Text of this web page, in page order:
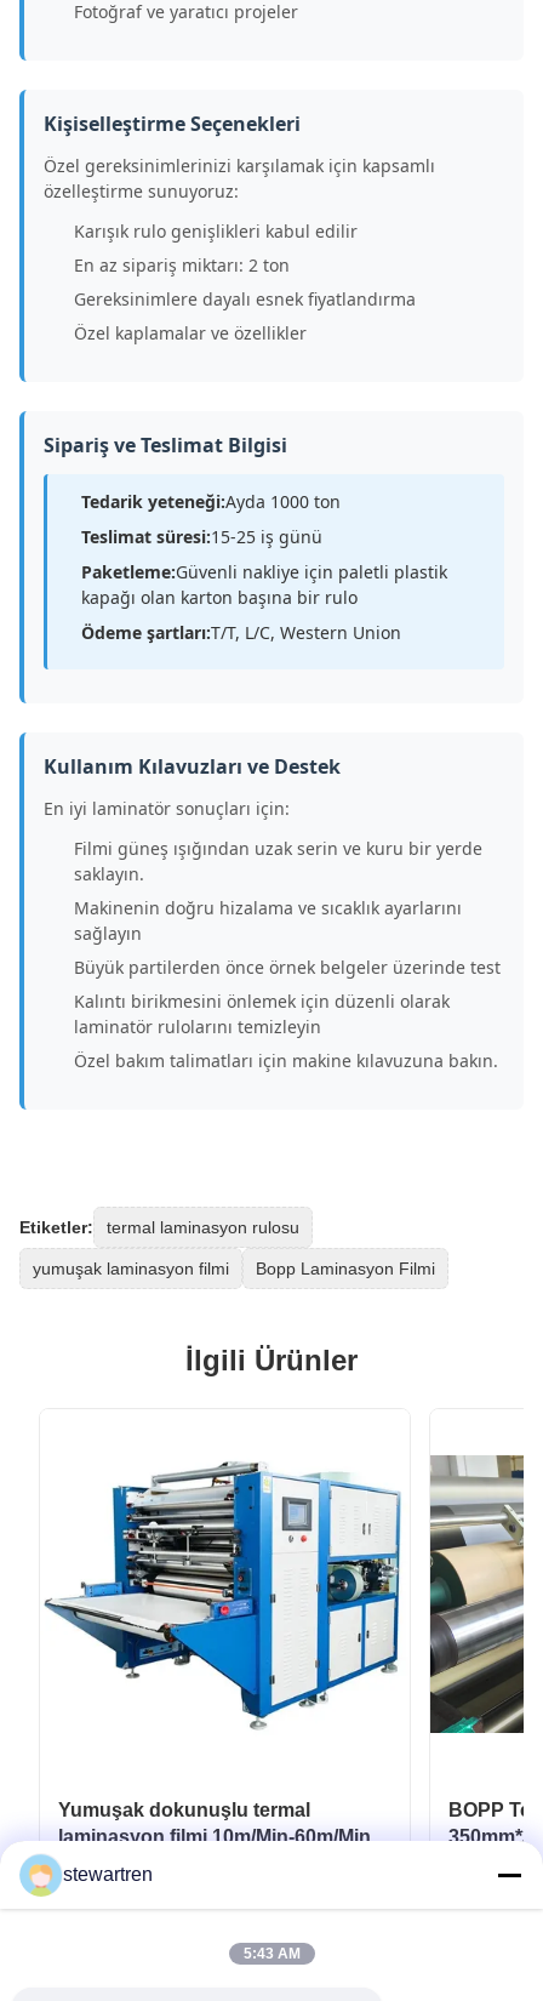
Fotoğraf ve yaratıcı projeler
Kişiselleştirme Seçenekleri
Özel gereksinimlerinizi karşılamak için kapsamlı
özelleştirme sunuyoruz:
Karışık rulo genişlikleri kabul edilir
En az sipariş miktarı: 2 ton
Gereksinimlere dayalı esnek fiyatlandırma
Özel kaplamalar ve özellikler
Sipariş ve Teslimat Bilgisi
Tedarik yeteneği:Ayda 1000 ton
Teslimat süresi:15-25 iş günü
Paketleme:Güvenli nakliye için paletli plastik
kapağı olan karton başına bir rulo
Ödeme şartları:T/T, L/C, Western Union
Kullanım Kılavuzları ve Destek
En iyi laminatör sonuçları için:
Filmi güneş ışığından uzak serin ve kuru bir yerde
saklayın.
Makinenin doğru hizalama ve sıcaklık ayarlarını
sağlayın
Büyük partilerden önce örnek belgeler üzerinde test
Kalıntı birikmesini önlemek için düzenli olarak
laminatör rulolarını temizleyin
Özel bakım talimatları için makine kılavuzuna bakın.
Etiketler: termal laminasyon rulosu
yumuşak laminasyon filmi Bopp Laminasyon Filmi
İlgili Ürünler
Yumuşak dokunuşlu termal
laminasyon filmi 10m/Min-60m/Min
Esnek ambalaj için
BOPP
stewartren
5:43 AM